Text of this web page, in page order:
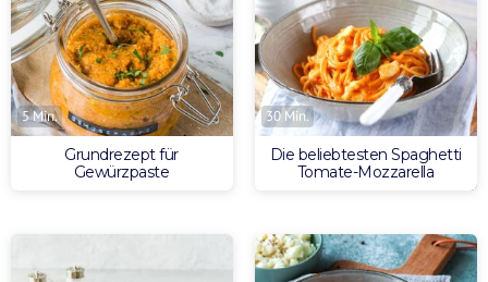
5 Min.
Grundrezept für
Gewürzpaste
30 Min.
Die beliebtesten Spaghetti
Tomate-Mozzarella